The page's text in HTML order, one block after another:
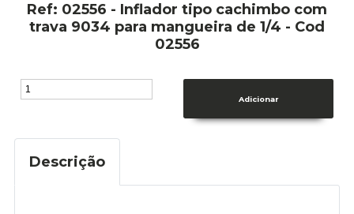
Ref: 02556 - Inflador tipo cachimbo com
trava 9034 para mangueira de 1/4 - Cod
02556
Descrição